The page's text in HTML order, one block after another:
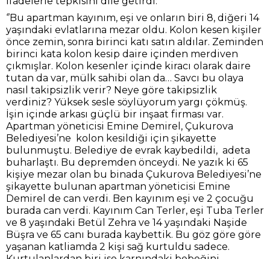
‘’Bu apartman kayınım, eşi ve onların biri 8, diğeri 14
yaşındaki evlatlarına mezar oldu. Kolon kesen kişiler
önce zemin, sonra birinci katı satın aldılar. Zeminden
birinci kata kolon kesip daire içinden merdiven
çıkmışlar. Kolon kesenler içinde kiracı olarak daire
tutan da var, mülk sahibi olan da… Savcı bu olaya
nasıl takipsizlik verir? Neye göre takipsizlik
verdiniz? Yüksek sesle söylüyorum yargı çökmüş.
İşin içinde arkası güçlü bir inşaat firması var.
Apartman yöneticisi Emine Demirel, Çukurova
Belediyesi’ne kolon kesildiği için şikayette
bulunmuştu. Belediye de evrak kaybedildi, adeta
buharlaştı. Bu depremden önceydi. Ne yazık ki 65
kişiye mezar olan bu binada Çukurova Belediyesi’ne
şikayette bulunan apartman yöneticisi Emine
Demirel de can verdi. Ben kayınım eşi ve 2 çocuğu
burada can verdi. Kayınım Can Terler, eşi Tuba Terler
ve 8 yaşındaki Betül Zehra ve 14 yaşındaki Naşide
Büşra ve 65 canı burada kaybettik. Bu göz göre göre
yaşanan katliamda 2 kişi sağ kurtuldu sadece.